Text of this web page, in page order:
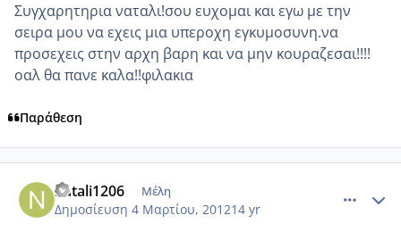
Συγχαρητηρια ναταλι!σου ευχομαι και εγω με την
σειρα μου να εχεις μια υπεροχη εγκυμοσυνη.να
προσεχεις στην αρχη βαρη και να μην κουραζεσαι!!!!
οαλ θα πανε καλα!!φιλακια
Παράθεση
natali1206 Μέλη
Δημοσίευση 4 Μαρτίου, 201214 yr